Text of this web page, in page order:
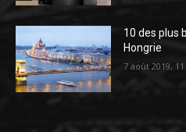
10 des plus
Hongrie
7 août 2019,